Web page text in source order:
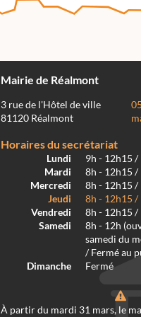
Mairie de Réalmont
3 rue de l'Hôtel de ville
81120 Réalmont
Horaires du secrétariat
Lundi
9h - 12h15 /
Mardi
8h - 12h15 /
Mercredi
8h - 12h15 /
Jeudi
8h - 12h15 /
Vendredi
8h - 12h15 /
Samedi
8h - 12h
samedi du
/ Fermé au
Dimanche
Fermé
À partir du mardi 31 mars, le